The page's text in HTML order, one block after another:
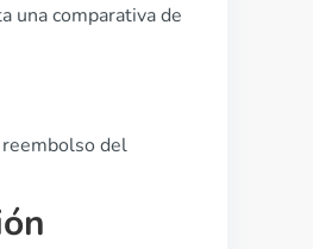
una comparativa de
reembolso del